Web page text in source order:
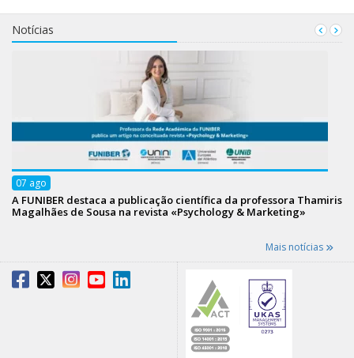
Notícias
07 ago
A FUNIBER destaca a publicação científica da professora Thamiris
Magalhães de Sousa na revista «Psychology & Marketing»
Mais notícias